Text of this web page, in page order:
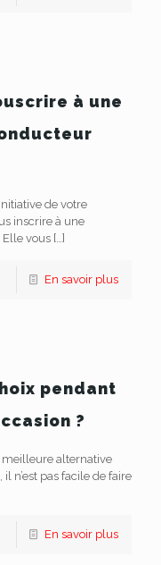
à une
de votre
inscrire à une
vous […]
En savoir plus
pendant
?
meilleure alternative
n’est pas facile de faire
En savoir plus